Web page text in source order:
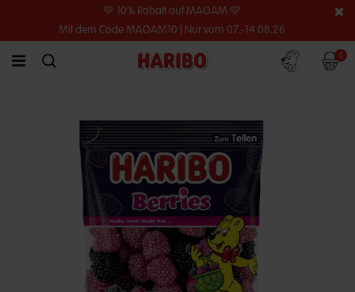
💛 10% Rabatt auf MAOAM 💛
Mit dem Code MAOAM10 | Nur vom 07.-14.08.26
link.header.menu.label
simplesearch.search.label
Konto 0